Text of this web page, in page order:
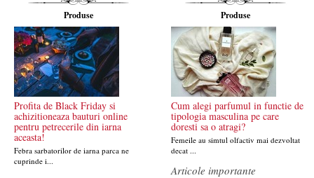
Produse
Profita de Black Friday si
achizitioneaza bauturi online
pentru petrecerile din iarna
aceasta!
Febra sarbatorilor de iarna parca ne
cuprinde i...
Produse
Cum alegi parfumul in functie de
tipologia masculina pe care
doresti sa o atragi?
Femeile au simtul olfactiv mai dezvoltat
decat ...
Articole importante